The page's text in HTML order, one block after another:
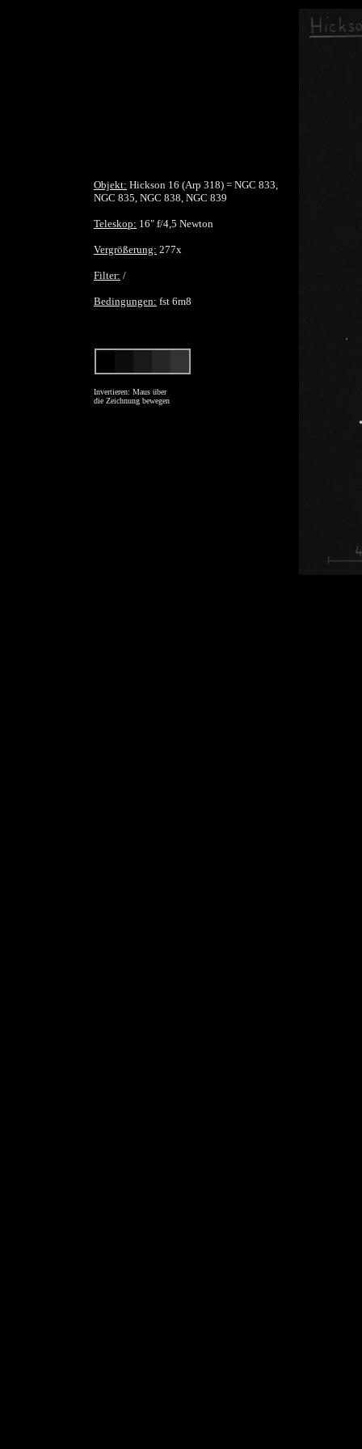
Objekt: Hickson 16 (Arp 318) = NGC 833,
NGC 835, NGC 838, NGC 839
Teleskop: 16" f/4,5 Newton
Vergrößerung: 277x
Filter: /
Bedingungen: fst 6m8
Invertieren: Maus über
die Zeichnung bewegen